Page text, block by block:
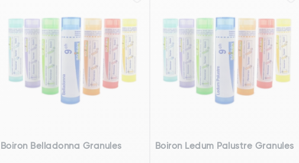
Boiron Belladonna Granules Boiron Ledum Palustre Granules